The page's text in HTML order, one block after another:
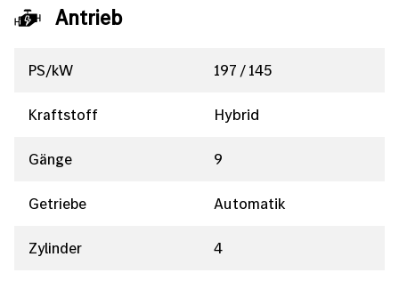
Antrieb
PS/kW 197 / 145
Kraftstoff Hybrid
Gänge 9
Getriebe Automatik
Zylinder 4